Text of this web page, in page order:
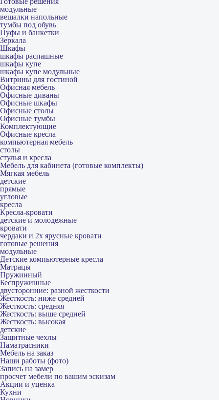
модульные
вешалки напольные
тумбы под обувь
Пуфы и банкетки
Зеркала
Шкафы
шкафы распашные
шкафы купе
шкафы купе модульные
Витрины для гостиной
Офисная мебель
Офисные диваны
Офисные шкафы
Офисные столы
Офисные тумбы
Комплектующие
Офисные кресла
компьютерная мебель
столы
стулья и кресла
Мебель для кабинета (готовые комплекты)
Мягкая мебель
детские
прямые
угловые
кресла
Кресла-кровати
детские и молодежные
кровати
чердаки и 2х ярусные кровати
готовые решения
модульные
Детские компьютерные кресла
Матрацы
Пружинный
Беспружинные
двусторонние: разной жесткости
Жесткость: ниже средней
Жесткость: средняя
Жесткость: выше средней
Жесткость: высокая
детские
Защитные чехлы
Наматрасники
Мебель на заказ
Наши работы (фото)
Запись на замер
просчет мебели по вашим эскизам
Акции и уценка
Кухни